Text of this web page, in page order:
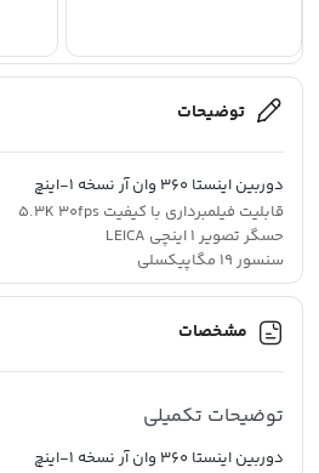
توضیحات
دوربین اینستا ۳۶۰ وان آر نسخه ۱-اینچ
قابلیت فیلمبرداری با کیفیت 5.3K 30fps
حسگر تصویر 1 اینچی LEICA
سنسور 19 مگاپیکسلی
سیستم لرزشگیر هوشمند FlowState
طراحی ماژولار با امکان استفاده از دوربین 360
مشخصات
توضیحات تکمیلی
دوربین اینستا ۳۶۰ وان آر نسخه ۱-اینچ